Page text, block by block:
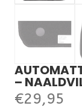
–
€29,95